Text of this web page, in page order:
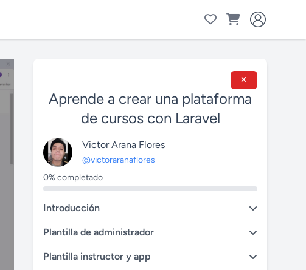
Aprende a crear una plataforma
de cursos con Laravel
Victor Arana Flores
@victoraranaflores
0% completado
Introducción
Plantilla de administrador
Plantilla instructor y app